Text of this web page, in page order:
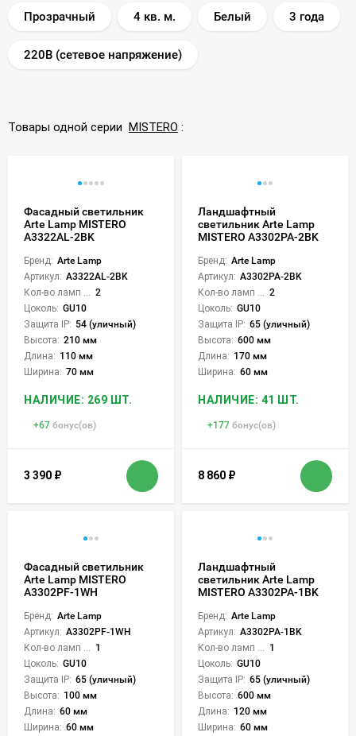
Прозрачный 4 кв. м. Белый 3 года
220В (сетевое напряжение)
Товары одной серии MISTERO :
Фасадный светильник
Arte Lamp MISTERO
A3322AL-2BK
Бренд: Arte Lamp
Артикул: A3322AL-2BK
2
Цоколь: GU10
Защита IP: 54 (уличный)
Высота: 210 мм
Длина: 110 мм
Ширина: 70 мм
НАЛИЧИЕ: 269 ШТ.
+67 бонус(ов)
3 390 ₽
Ландшафтный
светильник Arte Lamp
MISTERO A3302PA-2BK
Бренд: Arte Lamp
Артикул: A3302PA-2BK
2
Цоколь: GU10
Защита IP: 65 (уличный)
Высота: 600 мм
Длина: 170 мм
Ширина: 60 мм
НАЛИЧИЕ: 41 ШТ.
+177 бонус(ов)
8 860 ₽
Фасадный светильник
Arte Lamp MISTERO
A3302PF-1WH
Бренд: Arte Lamp
Артикул: A3302PF-1WH
1
Цоколь: GU10
Защита IP: 65 (уличный)
Высота: 100 мм
Длина: 60 мм
Ширина: 60 мм
Ландшафтный
светильник Arte Lamp
MISTERO A3302PA-1BK
Бренд: Arte Lamp
Артикул: A3302PA-1BK
1
Цоколь: GU10
Защита IP: 65 (уличный)
Высота: 600 мм
Длина: 120 мм
Ширина: 60 мм